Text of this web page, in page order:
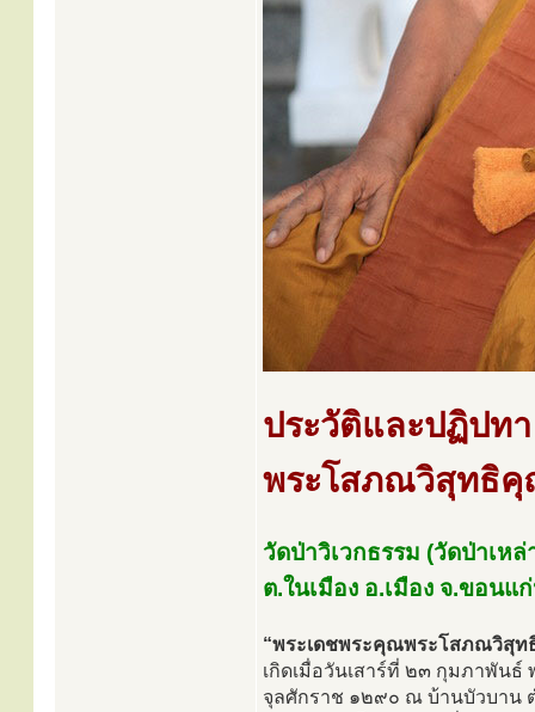
ประวัติและปฏิปทา
พระโสภณวิสุทธิคุ
วัดป่าวิเวกธรรม (วัดป่าเหล่
ต.ในเมือง อ.เมือง จ.ขอนแ
“พระเดชพระคุณพระโสภณวิสุท
เกิดเมื่อวันเสาร์ที่ ๒๓ กุมภาพัน
จุลศักราช ๑๒๙๐ ณ บ้านบัวบาน